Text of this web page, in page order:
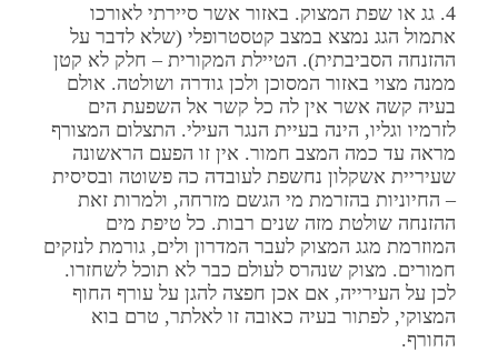
4. גג או שפת המצוק. באזור אשר סיירתי לאורכו
אתמול הגג נמצא במצב קטסטרופלי (שלא לדבר על
ההזנחה הסביבתית). הטיילת המקורית – חלק לא קטן
ממנה מצוי באזור המסוכן ולכן גודרה ושולטה. אולם
בעיה קשה אשר אין לה כל קשר אל השפעת הים
לזרמיו וגליו, הינה בעיית הנגר העילי. התצלום המצורף
מראה עד כמה המצב חמור. אין זו הפעם הראשונה
שעיריית אשקלון נחשפת לעובדה כה פשוטה ובסיסית
– החיוניות בהזרמת מי הגשם מזרחה, ולמרות זאת
ההזנחה שולטת מזה שנים רבות. כל טיפת מים
המוזרמת מגג המצוק לעבר המדרון ולים, גורמת לנזקים
חמורים. מצוק שנהרס לעולם כבר לא תוכל לשחזרו.
לכן על העירייה, אם אכן חפצה להגן על עורף החוף
המצוקי, לפתור בעיה כאובה זו לאלתר, טרם בוא
החורף.